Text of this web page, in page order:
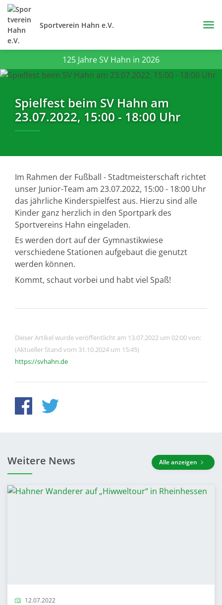
Sportverein Hahn e.V.
125 Jahre SV Hahn in 2026
Spielfest beim SV Hahn am
23.07.2022, 15:00 - 18:00 Uhr
Im Rahmen der Fußball - Stadtmeisterschaft richtet
unser Junior-Team am 23.07.2022, 15:00 - 18:00 Uhr
das jährliche Kinderspielfest aus. Hierzu sind alle
Kinder ganz herzlich in den Sportpark des
Sportvereins Hahn eingeladen.
Es werden dort auf der Gymnastikwiese
verschiedene Stationen aufgebaut die genutzt
werden können.
Kommt, schaut vorbei und habt viel Spaß!
Dieser Artikel wurde veröffentlicht am 13.07.2022 um 02:00 von:
(Aktueller Stand vom 31.10.2024 um 15:45)
https://svhahn.de
Weitere News Alle anzeigen
12.07.2022